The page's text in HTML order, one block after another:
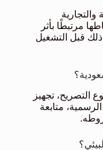
والتجارية
مرتبطًا بأثر
قبل التشغيل
التصريح، تجهيز
متابعة